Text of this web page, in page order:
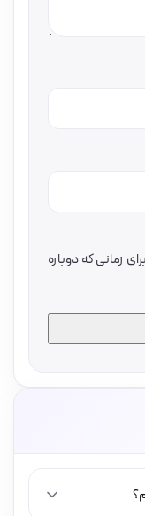
زمانی که دوباره